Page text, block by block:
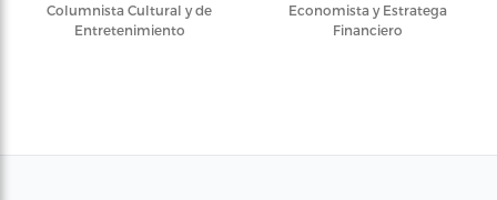
Columnista Cultural y de
Entretenimiento
Economista y Estratega
Financiero